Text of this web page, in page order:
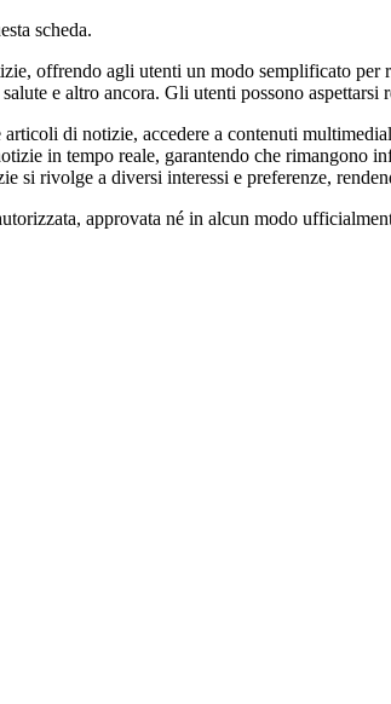
scheda.
offrendo agli utenti un modo semplificato per
e altro ancora. Gli utenti possono
di notizie, accedere a contenuti
in tempo reale, garantendo che
si rivolge a diversi interessi e preferenze,
approvata né in alcun modo